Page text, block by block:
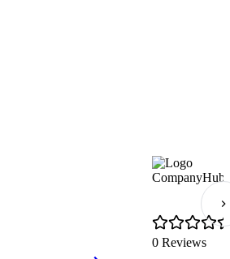
CompanyHub
0 Reviews